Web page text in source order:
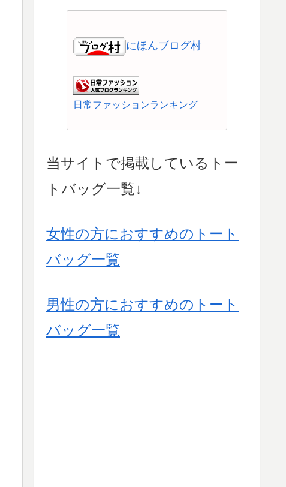
にほんブログ村
日常ファッションランキング
当サイトで掲載しているトー
トバッグ一覧↓
女性の方におすすめのトート
バッグ一覧
男性の方におすすめのトート
バッグ一覧